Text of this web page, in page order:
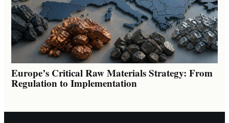
Europe’s Critical Raw Materials Strategy: From
Regulation to Implementation